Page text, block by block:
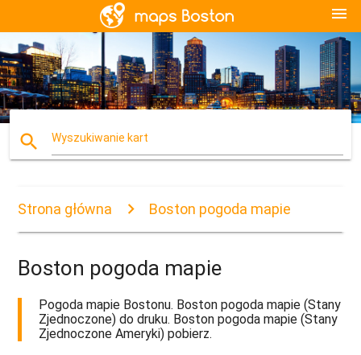
menu
search Wyszukiwanie kart
Strona główna Boston pogoda mapie
Boston pogoda mapie
Pogoda mapie Bostonu. Boston pogoda mapie (Stany
Zjednoczone) do druku. Boston pogoda mapie (Stany
Zjednoczone Ameryki) pobierz.